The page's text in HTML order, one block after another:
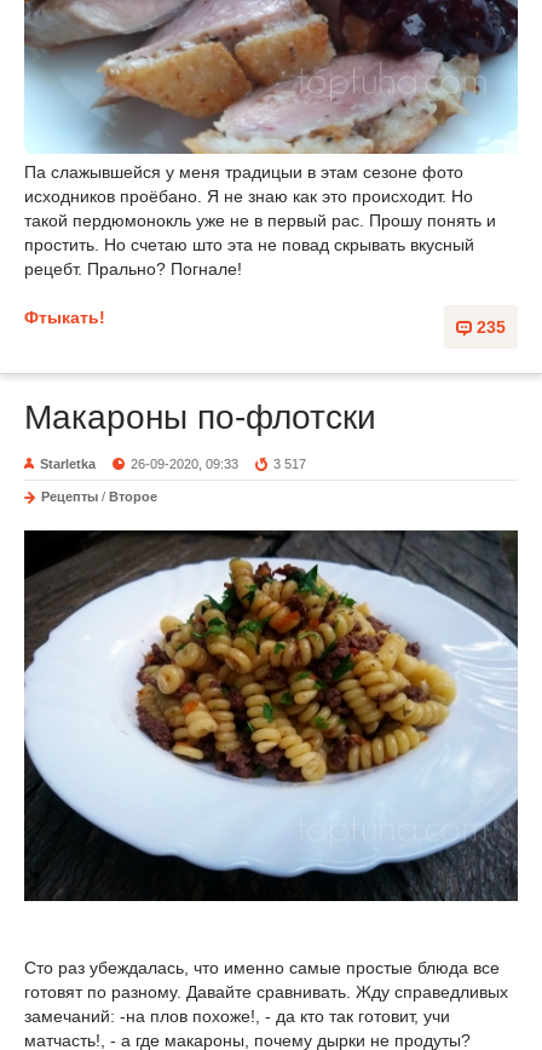
Па слажывшейся у меня традицыи в этам сезоне фото
исходников проёбано. Я не знаю как это происходит. Но
такой пердюмонокль уже не в первый рас. Прошу понять и
простить. Но счетаю што эта не повад скрывать вкусный
рецебт. Прально? Погнале!
235
Фтыкать!
Макароны по-флотски
Starletka 26-09-2020, 09:33 3 517
Рецепты / Второе
Сто раз убеждалась, что именно самые простые блюда все
готовят по разному. Давайте сравнивать. Жду справедливых
замечаний: -на плов похоже!, - да кто так готовит, учи
матчасть!, - а где макароны, почему дырки не продуты?